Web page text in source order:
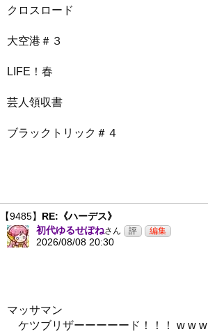
クロスロード
大空港＃３
LIFE！春
芸人領収書
ブラックトリック＃４
【9485】 RE:《ハーデス》
初代ゆるせぽねさん
2026/08/08 20:30
マッサマン
ケツブリザーーーーード！！！ w w w